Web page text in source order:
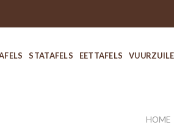
STATAFELS EETTAFELS
HOME